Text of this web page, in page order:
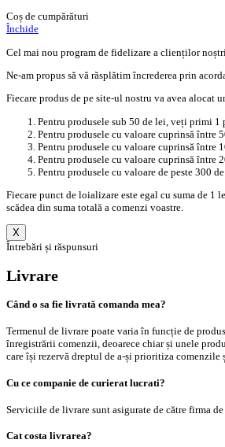
Coș de cumpărături
Închide
Cel mai nou program de fidelizare a clienților
Ne-am propus să vă răsplătim încrederea prin
Fiecare produs de pe site-ul nostru va avea
Pentru produsele sub 50 de lei, veți primi 1
Pentru produsele cu valoare cuprinsă
Pentru produsele cu valoare cuprinsă
Pentru produsele cu valoare cuprinsă
Pentru produsele cu valoare de peste 300
Fiecare punct de loializare este egal cu suma de
scădea din suma totală a comenzi voastre.
X
Întrebări și răspunsuri
Livrare
Când o sa fie livrată comanda mea?
Termenul de livrare poate varia în funcție de
înregistrării comenzii, deoarece chiar și unele
care își rezervă dreptul de a-și prioritiza comenzile
Cu ce companie de curierat lucrati?
Serviciile de livrare sunt asigurate de către firma
Cat costa livrarea?